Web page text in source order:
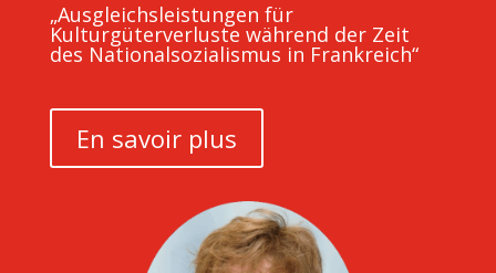
„Ausgleichsleistungen für
Kulturgüterverluste während der Zeit
des Nationalsozialismus in Frankreich“
En savoir plus